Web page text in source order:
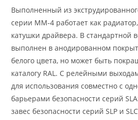
Выполненный из
серии MM-4 работает как
катушки драйвера. В стандартной
выполнен в анодированном
белого цвета, но может быть
каталогу RAL. С релейными
для использования совместно с
барьерами безопасности серий
завес безопасности серий SLP и